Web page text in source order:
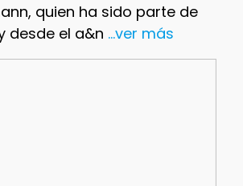
quien ha sido parte de
desde el a&n ...ver más